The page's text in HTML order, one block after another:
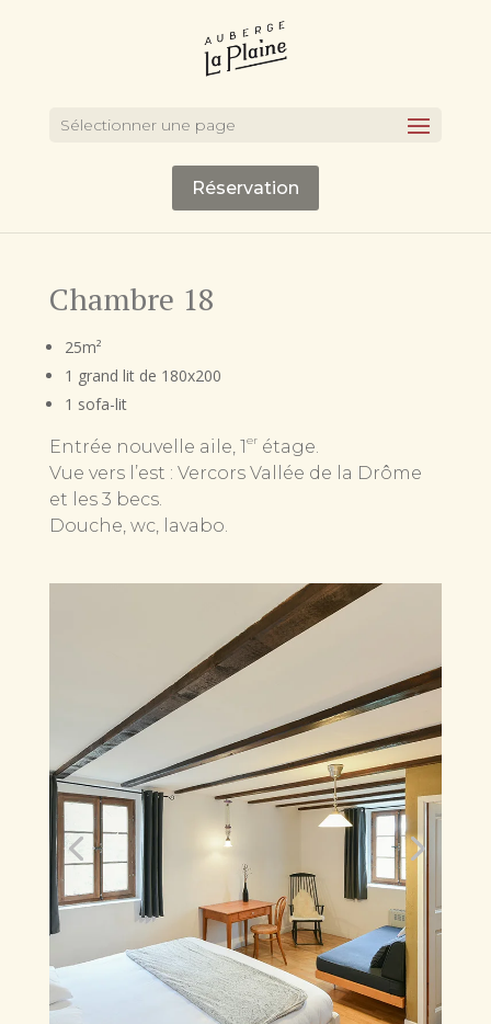
Sélectionner une page
Réservation
Chambre 18
25m²
1 grand lit de 180x200
1 sofa-lit
Entrée nouvelle aile, 1 er étage.
Vue vers l’est : Vercors Vallée de la Drôme
et les 3 becs.
Douche, wc, lavabo.